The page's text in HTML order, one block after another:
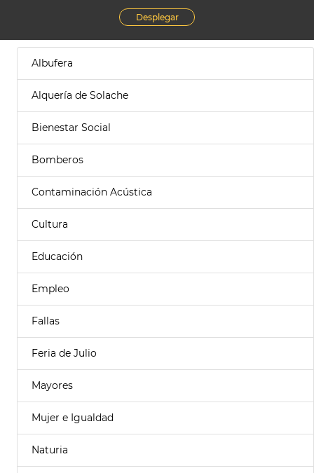
Desplegar
Albufera
Alquería de Solache
Bienestar Social
Bomberos
Contaminación Acústica
Cultura
Educación
Empleo
Fallas
Feria de Julio
Mayores
Mujer e Igualdad
Naturia